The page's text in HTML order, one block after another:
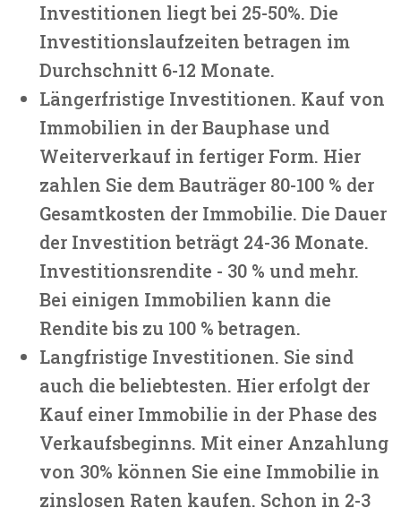
Investitionen liegt bei 25-50%. Die
Investitionslaufzeiten betragen im
Durchschnitt 6-12 Monate.
Längerfristige Investitionen. Kauf von
Immobilien in der Bauphase und
Weiterverkauf in fertiger Form. Hier
zahlen Sie dem Bauträger 80-100 % der
Gesamtkosten der Immobilie. Die Dauer
der Investition beträgt 24-36 Monate.
Investitionsrendite - 30 % und mehr.
Bei einigen Immobilien kann die
Rendite bis zu 100 % betragen.
Langfristige Investitionen. Sie sind
auch die beliebtesten. Hier erfolgt der
Kauf einer Immobilie in der Phase des
Verkaufsbeginns. Mit einer Anzahlung
von 30% können Sie eine Immobilie in
zinslosen Raten kaufen. Schon in 2-3